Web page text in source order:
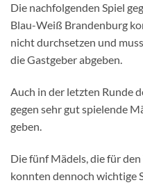
Die nachfolgenden Spiel
Blau-Weiß Brandenburg
nicht durchsetzen und
die Gastgeber abgeben.
Auch in der letzten Runde
gegen sehr gut spielende
geben.
Die fünf Mädels, die für den
konnten dennoch wichtige